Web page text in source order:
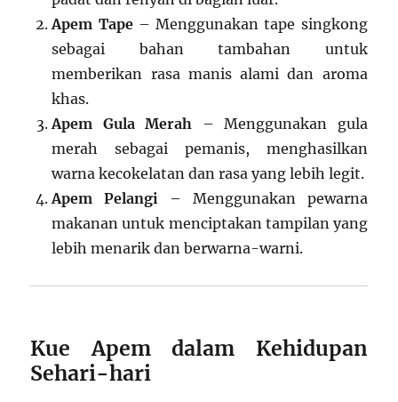
Apem Tape– Menggunakan tape singkong
sebagai bahan tambahan untuk
memberikan rasa manis alami dan aroma
khas.
Apem Gula Merah – Menggunakan gula
merah sebagai pemanis, menghasilkan
warna kecokelatan dan rasa yang lebih legit.
Apem Pelangi
– Menggunakan pewarna
makanan untuk menciptakan tampilan yang
lebih menarik dan berwarna-warni.
Kue Apem dalam Kehidupan
Sehari-hari